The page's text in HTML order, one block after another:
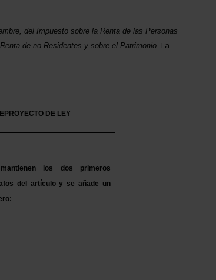
del Impuesto sobre la Renta de las Personas
de no Residentes y sobre el Patrimonio. La
DE LEY
los dos primeros
del artículo y se añade un